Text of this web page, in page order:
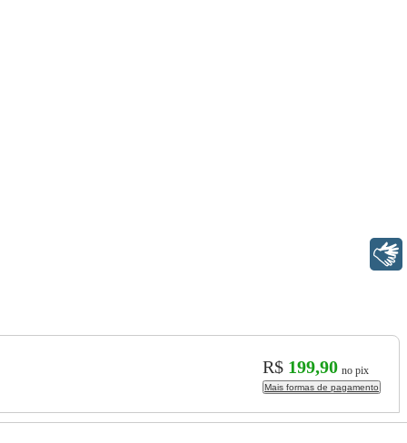
R$ 199,90 no pix
Mais formas de pagamento